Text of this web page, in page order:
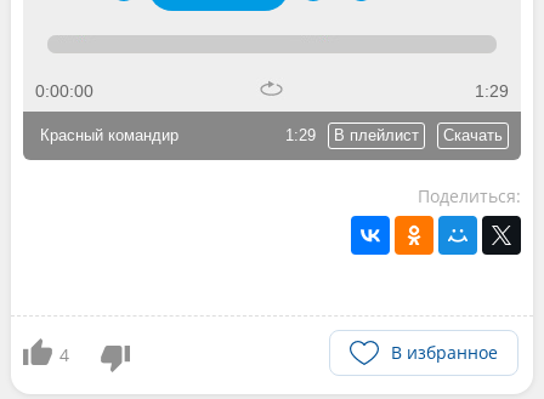
0:00:00 1:29
1:29 В плейлист Скачать
Красный командир
Поделиться:
4 В избранное